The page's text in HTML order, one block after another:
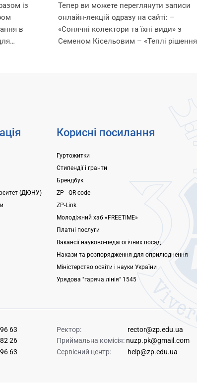
із
в
вільному доступі!
Тепер ви можете переглянути записи
онлайн-лекцій одразу на сайті: –
«Сонячні колектори та їхні види» з
Семеном Кісельовим – «Теплі рішення
(ДЮНУ)
Корисні посилання
Гуртожитки
Стипендії і гранти
Брендбук
ZP - QR code
ZP-Link
Молодіжний хаб «FREETIME»
Платні послуги
Вакансії науково-педагогічних посад
Накази та розпорядження для оприлюднення
Міністерство освіти і науки України
Урядова "гаряча лінія" 1545
63
26
63
Ректор:
rector@zp.edu.ua
Приймальна комісія: nuzp.pk@gmail.com
Сервісний центр:
help@zp.edu.ua